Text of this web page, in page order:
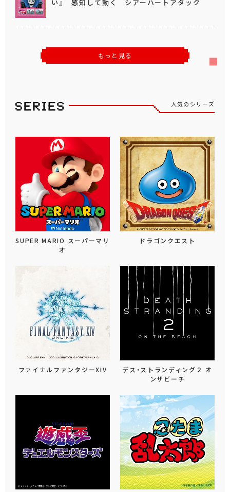
い』 感知して動く シアーハートアタック
もっと見る
人気のシリーズ
SUPER MARIO スーパーマリ
オ
ドラゴンクエスト
ファイナルファンタジーXIV
デス・ストランディング２ オ
ンザビーチ